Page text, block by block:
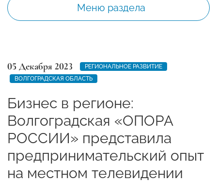
Меню раздела
05 Декабря 2023
РЕГИОНАЛЬНОЕ РАЗВИТИЕ
ВОЛГОГРАДСКАЯ ОБЛАСТЬ
Бизнес в регионе:
Волгоградская «ОПОРА
РОССИИ» представила
предпринимательский опыт
на местном телевидении